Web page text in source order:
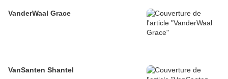
VanderWaal Grace
VanSanten Shantel